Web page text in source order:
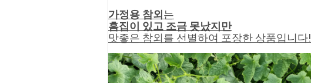
가정용 참외 는
흠집이 있고 조금 못났지만
맛좋은 참외를 선별하여 포장한 상품입니다!